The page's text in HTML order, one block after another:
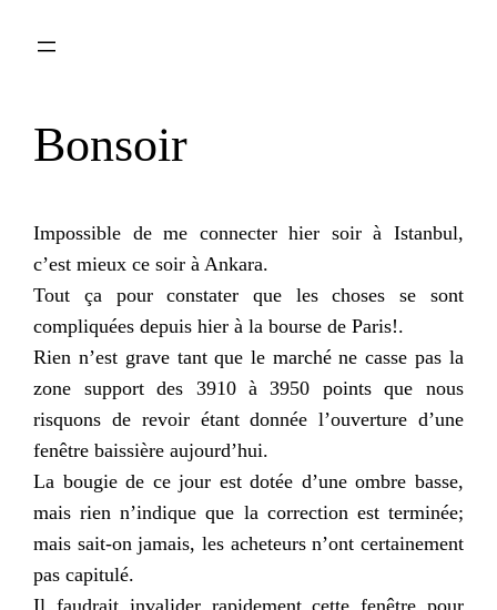
Bonsoir
Impossible de me connecter hier soir à Istanbul,
c’est mieux ce soir à Ankara.
Tout ça pour constater que les choses se sont
compliquées depuis hier à la bourse de Paris!.
Rien n’est grave tant que le marché ne casse pas la
zone support des 3910 à 3950 points que nous
risquons de revoir étant donnée l’ouverture d’une
fenêtre baissière aujourd’hui.
La bougie de ce jour est dotée d’une ombre basse,
mais rien n’indique que la correction est terminée;
mais sait-on jamais, les acheteurs n’ont certainement
pas capitulé.
Il faudrait invalider rapidement cette fenêtre pour